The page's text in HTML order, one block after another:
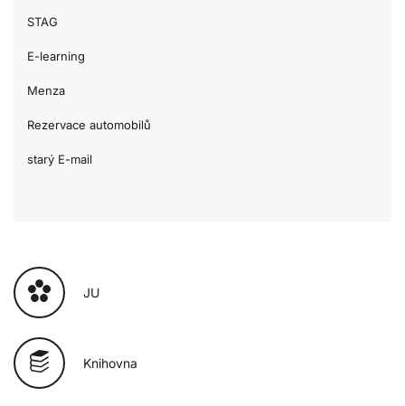
STAG
E-learning
Menza
Rezervace automobilů
starý E-mail
JU
Knihovna